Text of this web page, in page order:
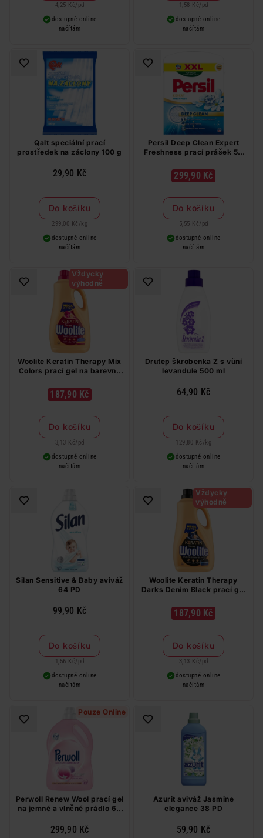
4,25 Kč/ pd
dostupné online
načítám
1,58 Kč/ pd
dostupné online
načítám
Qalt speciální prací
prostředek na záclony 100 g
29,90 Kč
Do košíku
299,00 Kč / kg
dostupné online
načítám
Persil Deep Clean Expert
Freshness prací prášek 54
299,90 Kč
Do košíku
5,55 Kč/ pd
dostupné online
načítám
Vždycky
výhodně
Woolite Keratin Therapy Mix
Colors prací gel na barevné
187,90 Kč
Do košíku
3,13 Kč/ pd
dostupné online
načítám
Drutep škrobenka Z s vůní
levandule 500 ml
64,90 Kč
Do košíku
129,80 Kč / kg
dostupné online
načítám
Silan Sensitive & Baby aviváž
64 PD
99,90 Kč
Do košíku
1,56 Kč/ pd
dostupné online
načítám
Vždycky
výhodně
Woolite Keratin Therapy
Darks Denim Black prací gel
60 PD
187,90 Kč
Do košíku
3,13 Kč/ pd
dostupné online
načítám
Pouze Online
Perwoll Renew Wool prací gel
na jemné a vlněné prádlo 60
299,90 Kč
Azurit aviváž Jasmine
elegance 38 PD
59,90 Kč